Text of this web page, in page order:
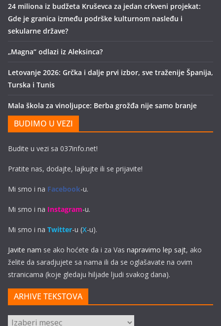
24 miliona iz budžeta Kruševca za jedan crkveni projekat:
Gde je granica između podrške kulturnom nasleđu i
sekularne države?
„Magna“ odlazi iz Aleksinca?
Letovanje 2026: Grčka i dalje prvi izbor, sve traženije Španija,
Turska i Tunis
Mala škola za vinoljupce: Berba grožđa nije samo branje
BUDIMO U VEZI
Budite u vezi sa 037info.net!
Pratite nas, dodajte, lajkujte ili se prijavite!
Mi smo i na Facebook-u.
Mi smo i na Instagram-u.
Mi smo i na Twitter-u (X-u).
Javite nam se ako hoćete da i za Vas napravimo lep sajt, ako
želite da saradjujete sa nama ili da se oglašavate na ovim
stranicama (koje gledaju hiljade ljudi svakog dana).
ARHIVE TEKSTOVA
ARHIVE